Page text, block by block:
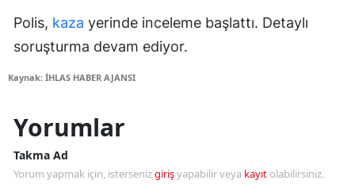
Polis, kaza yerinde inceleme başlattı. Detaylı
soruşturma devam ediyor.
Kaynak: İHLAS HABER AJANSI
Yorumlar
Takma Ad
Yorum yapmak için, istersenizgirişyapabilir veya kayıt olabilirsiniz.